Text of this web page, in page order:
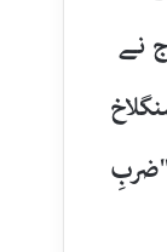
نے
"ضربِ